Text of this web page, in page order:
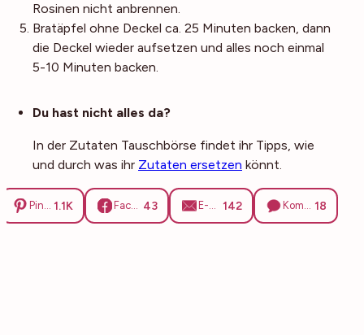
Rosinen nicht anbrennen.
Bratäpfel ohne Deckel ca. 25 Minuten backen, dann
die Deckel wieder aufsetzen und alles noch einmal
5-10 Minuten backen.
Du hast nicht alles da?
In der Zutaten Tauschbörse findet ihr Tipps, wie
und durch was ihr Zutaten ersetzen könnt.
Pinterest 1.1K Facebook 43 E-Mail 142 Kommentare 18